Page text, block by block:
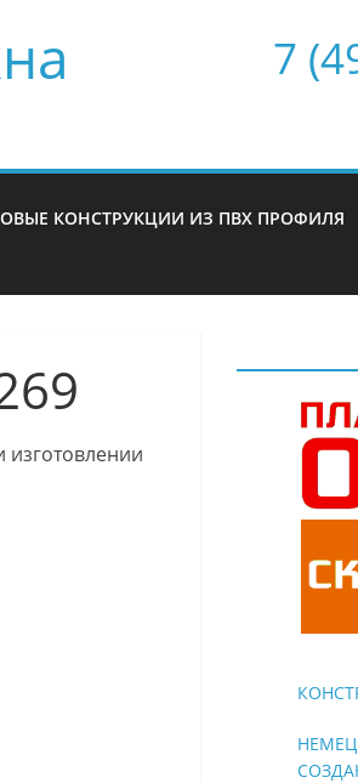
7
КОНСТРУКЦИИ ИЗ ПВХ ПРОФИЛЯ